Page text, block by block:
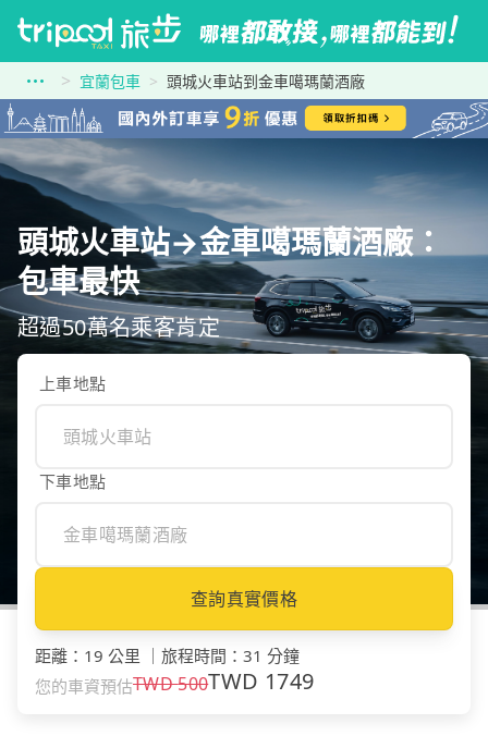
宜蘭包車 頭城火車站到金車噶瑪蘭酒廠
頭城火車站→金車噶瑪蘭酒廠：
包車最快
超過50萬名乘客肯定
上車地點
下車地點
查詢真實價格
距離 ： 19 公里 旅程時間 ： 31 分鐘
您的車資預估TWD500TWD 1749